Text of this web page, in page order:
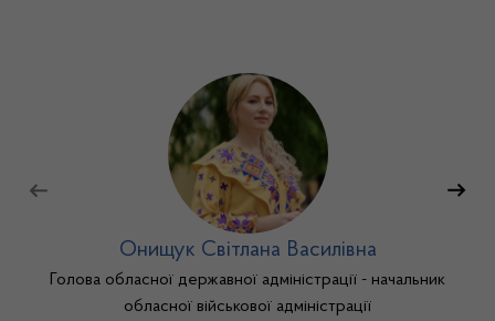
Онищук Світлана Василівна
Голова обласної державної адміністрації - начальник
обласної військової адміністрації